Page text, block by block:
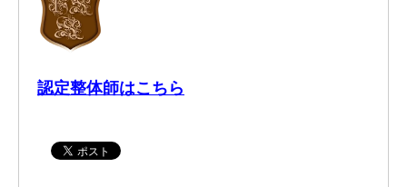
認定整体師はこちら